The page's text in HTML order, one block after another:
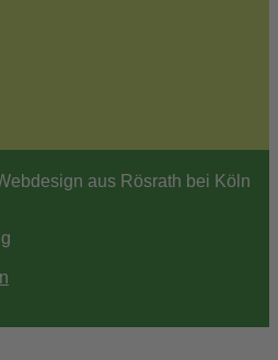
aus Rösrath bei Köln